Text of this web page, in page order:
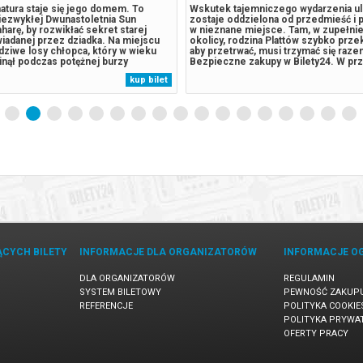
Polakach, byłych więźniach obozu
którzy w 1945 roku zostają
Amerykanów i znowu trafiają do
Wieloletni pobyt w obozie
nieuchronnie prowadzi do
Rodzi się pytanie, czy
przeżył piekło obozu, będzie
o nim zapomnieć.*******
w Bilety24. W przypadku...
kup bilet
tami, a dzika natura staje się jego
opowieść o niezwykłej
wyrusza na Saharę, by rozwikłać
legendy opowiadanej przez dziadka.
poznaje prawdziwe losy chłopca,
dwóch lat zaginął podczas potężnej
piaskowej. Pozostawiony na pastwę
zostaje cudownie ocalony przez
Spędza z nimi następne dziesięć lat,
BILETY INFORMACJE DLA ORGANIZATORÓW
DLA ORGANIZATORÓW
SYSTEM BILETOWY
REFERENCJE
INFORMACJE
REGULAMIN
PEWNOŚĆ
POLITYKA
POLITYKA
OFERTY PRACY